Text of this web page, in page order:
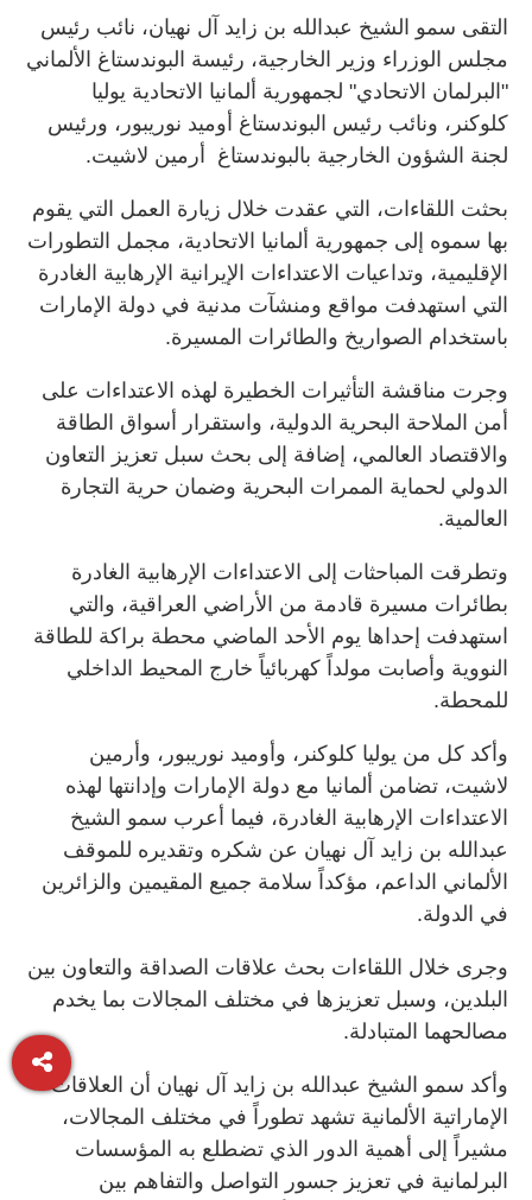
التقى سمو الشيخ عبدالله بن زايد آل نهيان، نائب رئيس
مجلس الوزراء وزير الخارجية، رئيسة البوندستاغ الألماني
"البرلمان الاتحادي" لجمهورية ألمانيا الاتحادية يوليا
كلوكنر، ونائب رئيس البوندستاغ أوميد نوريبور، ورئيس
لجنة الشؤون الخارجية بالبوندستاغ أرمين لاشيت.
بحثت اللقاءات، التي عقدت خلال زيارة العمل التي يقوم
بها سموه إلى جمهورية ألمانيا الاتحادية، مجمل التطورات
الإقليمية، وتداعيات الاعتداءات الإيرانية الإرهابية الغادرة
التي استهدفت مواقع ومنشآت مدنية في دولة الإمارات
باستخدام الصواريخ والطائرات المسيرة.
وجرت مناقشة التأثيرات الخطيرة لهذه الاعتداءات على
أمن الملاحة البحرية الدولية، واستقرار أسواق الطاقة
والاقتصاد العالمي، إضافة إلى بحث سبل تعزيز التعاون
الدولي لحماية الممرات البحرية وضمان حرية التجارة
العالمية.
وتطرقت المباحثات إلى الاعتداءات الإرهابية الغادرة
بطائرات مسيرة قادمة من الأراضي العراقية، والتي
استهدفت إحداها يوم الأحد الماضي محطة براكة للطاقة
النووية وأصابت مولداً كهربائياً خارج المحيط الداخلي
للمحطة.
وأكد كل من يوليا كلوكنر، وأوميد نوريبور، وأرمين
لاشيت، تضامن ألمانيا مع دولة الإمارات وإدانتها لهذه
الاعتداءات الإرهابية الغادرة، فيما أعرب سمو الشيخ
عبدالله بن زايد آل نهيان عن شكره وتقديره للموقف
الألماني الداعم، مؤكداً سلامة جميع المقيمين والزائرين
في الدولة.
وجرى خلال اللقاءات بحث علاقات الصداقة والتعاون بين
البلدين، وسبل تعزيزها في مختلف المجالات بما يخدم
مصالحهما المتبادلة.
وأكد سمو الشيخ عبدالله بن زايد آل نهيان أن العلاقات
الإماراتية الألمانية تشهد تطوراً في مختلف المجالات،
مشيراً إلى أهمية الدور الذي تضطلع به المؤسسات
البرلمانية في تعزيز جسور التواصل والتفاهم بين